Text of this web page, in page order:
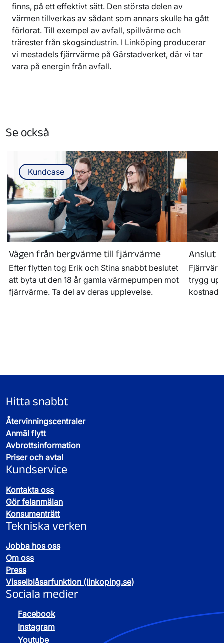
finns, på ett effektivt sätt. Den största delen av
värmen tillverkas av sådant som annars skulle ha gått
förlorat. Till exempel av avfall, spillvärme och
trärester från skogsindustrin. I Linköping producerar
vi mestadels fjärrvärme på Gärstadverket, där vi tar
vara på energin från avfall.
Se också
Kundcase
Vägen från bergvärme till fjärrvärme
Efter flytten tog Erik och Stina snabbt beslutet
att byta ut den 18 år gamla värmepumpen mot
fjärrvärme. Ta del av deras upplevelse.
Anslut
trygg
kostnad
Hitta snabbt
Återvinningscentraler
Anmäl flytt
Avbrottsinformation
Priser och avtal
Kundservice
Kontakta oss
Gör felanmälan
Konsumenträtt
Tekniska verken
Jobba hos oss
Om oss
Press
Visselblåsarfunktion (linkoping.se)
Sociala medier
Facebook
Instagram
Youtube